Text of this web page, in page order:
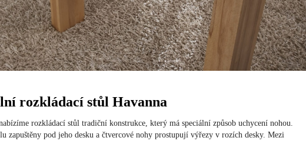
rozkládací stůl Havanna
rozkládací stůl tradiční konstrukce, který má speciální způsob uchycení nohou.
zapuštěny pod jeho desku a čtvercové nohy prostupují výřezy v rozích desky. Mezi